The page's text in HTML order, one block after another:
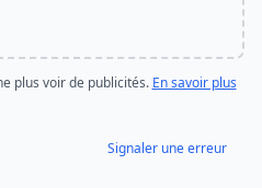
plus voir de publicités. En savoir plus
Signaler une erreur